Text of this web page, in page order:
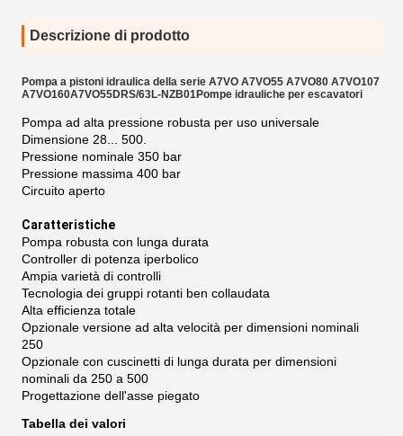
Descrizione di prodotto
Pompa a pistoni idraulica della serie A7VO A7VO55 A7VO80 A7VO107
A7VO160A7VO55DRS/63L-NZB01Pompe idrauliche per escavatori
Pompa ad alta pressione robusta per uso universale
Dimensione 28... 500.
Pressione nominale 350 bar
Pressione massima 400 bar
Circuito aperto
Caratteristiche
Pompa robusta con lunga durata
Controller di potenza iperbolico
Ampia varietà di controlli
Tecnologia dei gruppi rotanti ben collaudata
Alta efficienza totale
Opzionale versione ad alta velocità per dimensioni nominali
250
Opzionale con cuscinetti di lunga durata per dimensioni
nominali da 250 a 500
Progettazione dell'asse piegato
Tabella dei valori